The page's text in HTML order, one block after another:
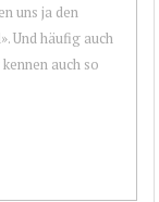
uns ja den
Und häufig auch
auch so